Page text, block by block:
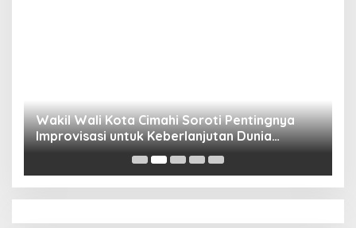
Wakil Wali Kota Cimahi Soroti Pentingnya
Improvisasi untuk Keberlanjutan Dunia
Pendidikan